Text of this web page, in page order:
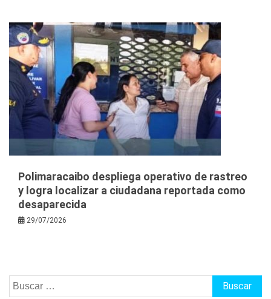
Polimaracaibo despliega operativo de rastreo
y logra localizar a ciudadana reportada como
desaparecida
29/07/2026
Buscar: